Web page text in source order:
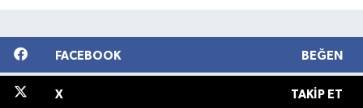
FACEBOOK BEĞEN
X TAKIP ET